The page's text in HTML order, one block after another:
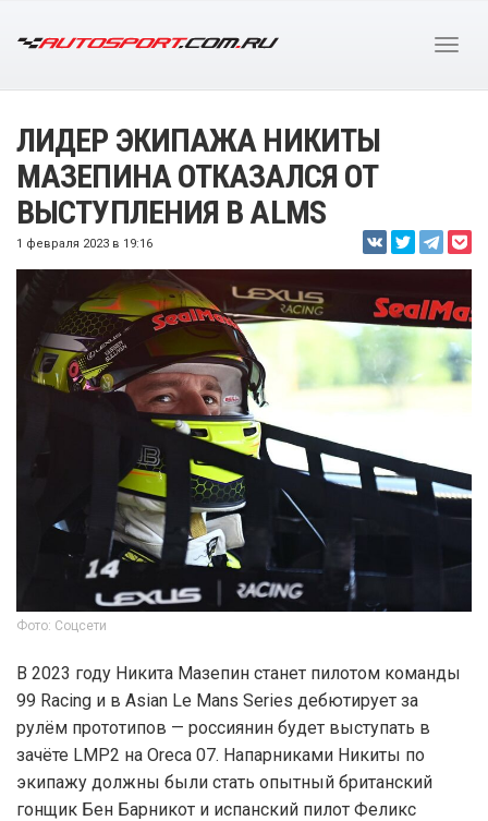
ЛИДЕР ЭКИПАЖА НИКИТЫ
МАЗЕПИНА ОТКАЗАЛСЯ ОТ
ВЫСТУПЛЕНИЯ В ALMS
1 февраля 2023 в 19:16
Фото: Соцсети
В 2023 году Никита Мазепин станет пилотом команды
99 Racing и в Asian Le Mans Series дебютирует за
рулём прототипов — россиянин будет выступать в
зачёте LMP2 на Oreca 07. Напарниками Никиты по
экипажу должны были стать опытный британский
гонщик Бен Барникот и испанский пилот Феликс